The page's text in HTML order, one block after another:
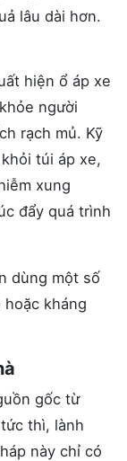
lâu dài hơn.
hiện ổ áp xe
người
rạch mủ. Kỹ
túi áp xe,
xung
đẩy quá trình
dùng một số
kháng
gốc từ
thì, lành
này chỉ có